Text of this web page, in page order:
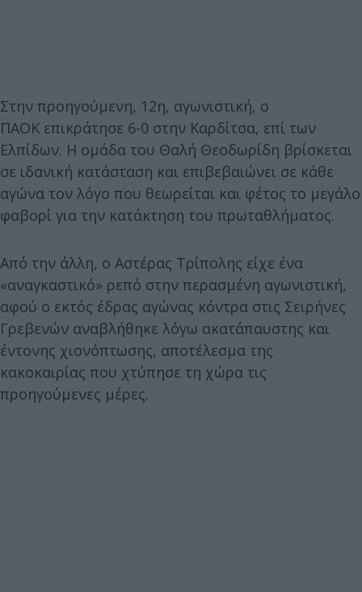
Στην προηγούμενη, 12η, αγωνιστική, ο
ΠΑΟΚ επικράτησε 6-0 στην Καρδίτσα, επί των
Ελπίδων. Η ομάδα του Θαλή Θεοδωρίδη βρίσκεται
σε ιδανική κατάσταση και επιβεβαιώνει σε κάθε
αγώνα τον λόγο που θεωρείται και φέτος το μεγάλο
φαβορί για την κατάκτηση του πρωταθλήματος.
Από την άλλη, ο Αστέρας Τρίπολης είχε ένα
«αναγκαστικό» ρεπό στην περασμένη αγωνιστική,
αφού ο εκτός έδρας αγώνας κόντρα στις Σειρήνες
Γρεβενών αναβλήθηκε λόγω ακατάπαυστης και
έντονης χιονόπτωσης, αποτέλεσμα της
κακοκαιρίας που χτύπησε τη χώρα τις
προηγούμενες μέρες.